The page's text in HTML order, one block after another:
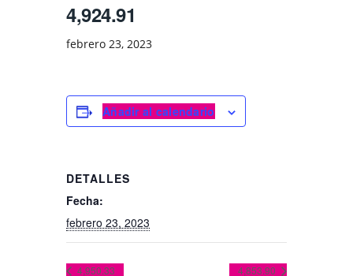
4,924.91
febrero 23, 2023
Añadir al calendario
DETALLES
Fecha:
febrero 23, 2023
4,950.33 4,853.90